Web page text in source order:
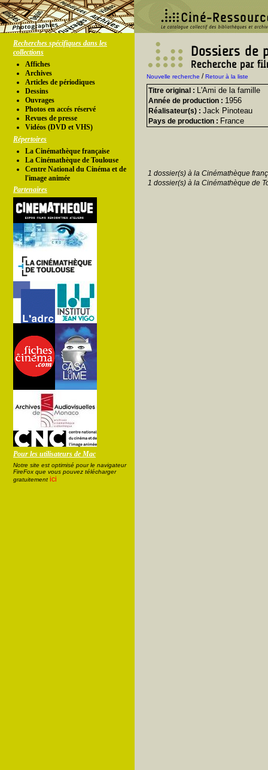
Recherches spécifiques dans les
collections
Affiches
Archives
Articles de périodiques
Dessins
Ouvrages
Photos en accés réservé
Revues de presse
Vidéos (DVD et VHS)
Répertoires
La Cinémathèque française
La Cinémathèque de Toulouse
Centre National du Cinéma et de
l'image animée
Partenaires
Pour les utilisateurs de Mac
Notre site est optimisé pour le navigateur
FireFox que vous pouvez télécharger
gratuitement ici
Nouvelle recherche /Retour à la liste
Titre original : L'Ami de la famille
Année de production : 1956
Réalisateur(s) : Jack Pinoteau
Pays de production : France
1 dossier(s) à la Cinémathèque
1 dossier(s) à la Cinémathèque de